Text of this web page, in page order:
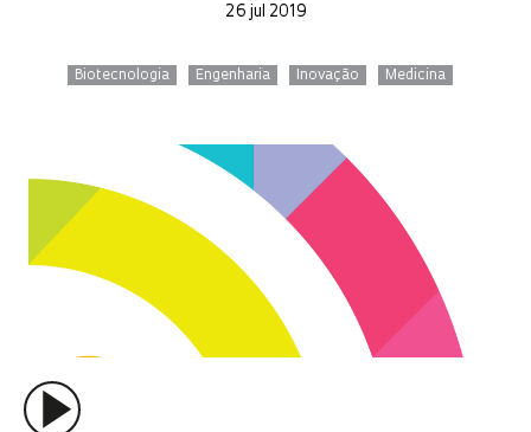
26 jul 2019
Biotecnologia Engenharia Inovação Medicina